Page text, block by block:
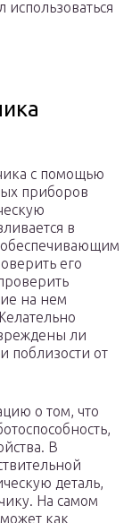
с помощью
приборов
в
обеспечивающим
его
на нем
ли
поблизости от
о том, что
В
деталь,
На самом
как